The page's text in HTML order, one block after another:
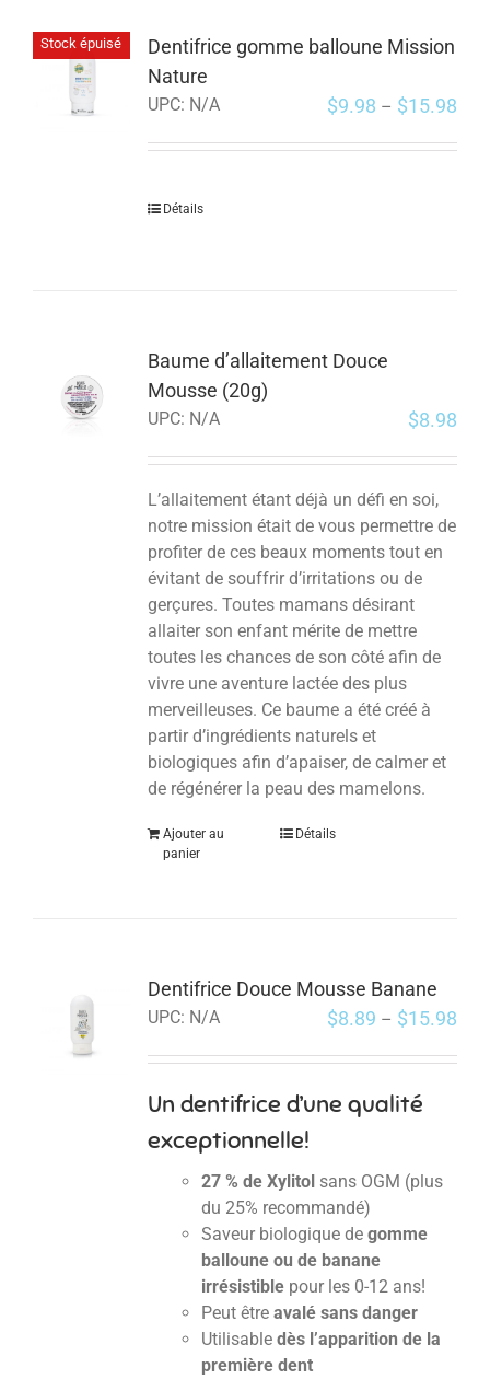
Stock épuisé
Dentifrice gomme balloune Mission
Nature
UPC: N/A $9.98 – $15.98
Détails
Baume d’allaitement Douce
Mousse (20g)
UPC: N/A $8.98
L’allaitement étant déjà un défi en soi,
notre mission était de vous permettre de
profiter de ces beaux moments tout en
évitant de souffrir d’irritations ou de
gerçures. Toutes mamans désirant
allaiter son enfant mérite de mettre
toutes les chances de son côté afin de
vivre une aventure lactée des plus
merveilleuses. Ce baume a été créé à
partir d’ingrédients naturels et
biologiques afin d’apaiser, de calmer et
de régénérer la peau des mamelons.
Ajouter au
panier
Détails
Dentifrice Douce Mousse Banane
UPC: N/A $8.89 – $15.98
Un dentifrice d’une qualité
exceptionnelle!
27 % de Xylitolsans OGM (plus
du 25% recommandé)
Saveur biologique de gomme
balloune ou de banane
irrésistiblepour les 0-12 ans!
Peut être avalé sans danger
Utilisable dès l’apparition de la
première dent